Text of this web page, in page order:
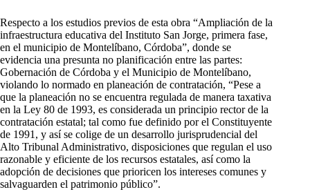
Respecto a los estudios previos de esta obra “Ampliación de la
infraestructura educativa del Instituto San Jorge, primera fase,
en el municipio de Montelíbano, Córdoba”, donde se
evidencia una presunta no planificación entre las partes:
Gobernación de Córdoba y el Municipio de Montelíbano,
violando lo normado en planeación de contratación, “Pese a
que la planeación no se encuentra regulada de manera taxativa
en la Ley 80 de 1993, es considerada un principio rector de la
contratación estatal; tal como fue definido por el Constituyente
de 1991, y así se colige de un desarrollo jurisprudencial del
Alto Tribunal Administrativo, disposiciones que regulan el uso
razonable y eficiente de los recursos estatales, así como la
adopción de decisiones que prioricen los intereses comunes y
salvaguarden el patrimonio público”.